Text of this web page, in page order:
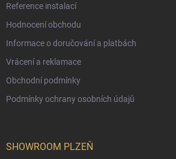
Reference instalací
Hodnocení obchodu
Informace o doručování a platbách
Vrácení a reklamace
Obchodní podmínky
Podmínky ochrany osobních údajů
SHOWROOM PLZEŇ